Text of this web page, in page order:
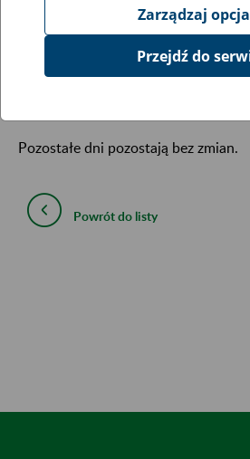
W dniach 5, 12, 19, 26 listopada; 3,
7, 14, 21, 28 stycznia; 4, 11, 18, 25
Pozostałe dni pozostają bez zmian.
Powrót do listy
Zarządzaj
Przejdź do